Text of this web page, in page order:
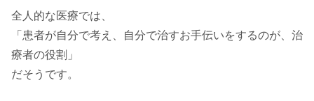
全人的な医療では、
「患者が自分で考え、自分で治すお手伝いをするのが、治
療者の役割」
だそうです。